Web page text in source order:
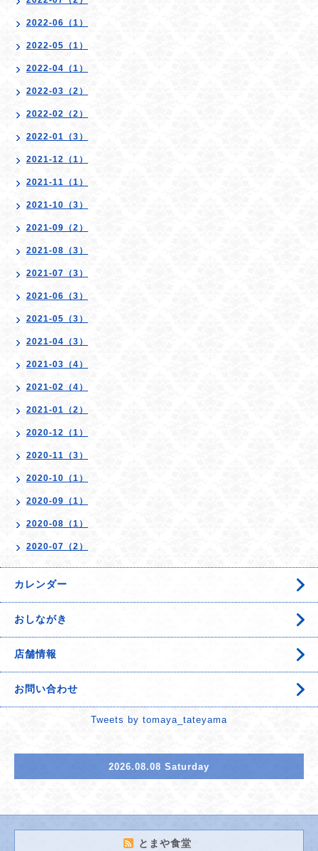
2022-06（1）
2022-05（1）
2022-04（1）
2022-03（2）
2022-02（2）
2022-01（3）
2021-12（1）
2021-11（1）
2021-10（3）
2021-09（2）
2021-08（3）
2021-07（3）
2021-06（3）
2021-05（3）
2021-04（3）
2021-03（4）
2021-02（4）
2021-01（2）
2020-12（1）
2020-11（3）
2020-10（1）
2020-09（1）
2020-08（1）
2020-07（2）
カレンダー
おしながき
店舗情報
お問い合わせ
Tweets by tomaya_tateyama
2026.08.08 Saturday
とまや食堂